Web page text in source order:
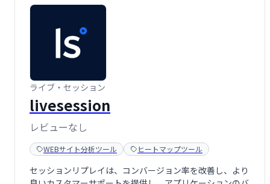
ライブ・セッション
livesession
レビューなし
WEBサイト分析ツール ヒートマップツール
セッションリプレイは、コンバージョン率を改善し、より